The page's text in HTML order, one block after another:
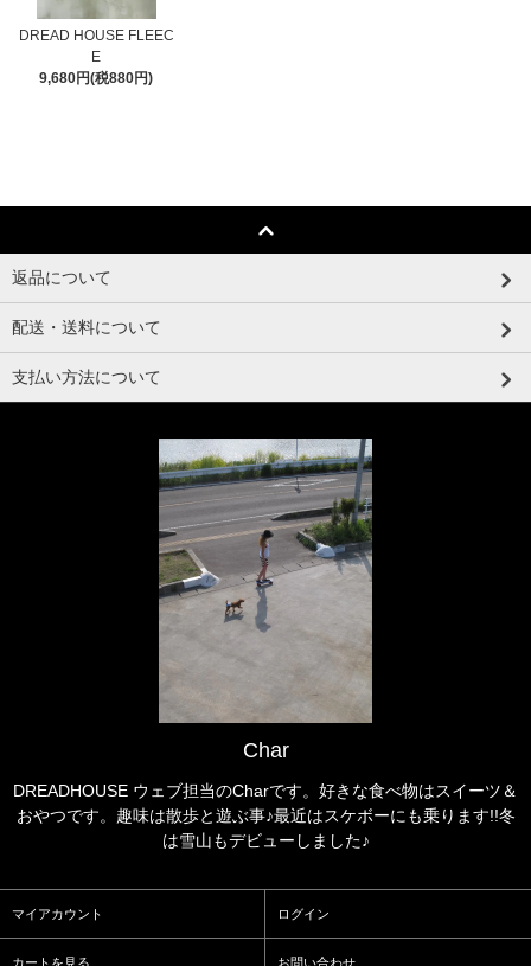
DREAD HOUSE FLEEC
E
9,680円(税880円)
返品について
配送・送料について
支払い方法について
Char
DREADHOUSE ウェブ担当のCharです。好きな食べ物はスイーツ＆
おやつです。趣味は散歩と遊ぶ事♪最近はスケボーにも乗ります!!冬
は雪山もデビューしました♪
マイアカウント ログイン
カートを見る お問い合わせ